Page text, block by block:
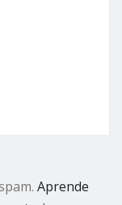
Aprende